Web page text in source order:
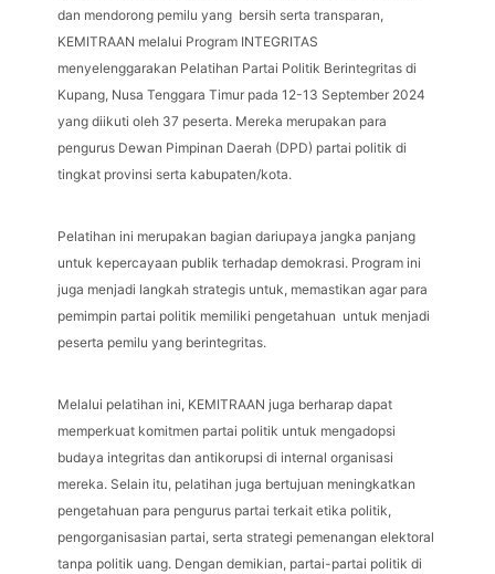
dan mendorong pemilu yang bersih serta transparan,
KEMITRAAN melalui Program INTEGRITAS
menyelenggarakan Pelatihan Partai Politik Berintegritas di
Kupang, Nusa Tenggara Timur pada 12-13 September 2024
yang diikuti oleh 37 peserta. Mereka merupakan para
pengurus Dewan Pimpinan Daerah (DPD) partai politik di
tingkat provinsi serta kabupaten/kota.
Pelatihan ini merupakan bagian dariupaya jangka panjang
untuk kepercayaan publik terhadap demokrasi. Program ini
juga menjadi langkah strategis untuk, memastikan agar para
pemimpin partai politik memiliki pengetahuan untuk menjadi
peserta pemilu yang berintegritas.
Melalui pelatihan ini, KEMITRAAN juga berharap dapat
memperkuat komitmen partai politik untuk mengadopsi
budaya integritas dan antikorupsi di internal organisasi
mereka. Selain itu, pelatihan juga bertujuan meningkatkan
pengetahuan para pengurus partai terkait etika politik,
pengorganisasian partai, serta strategi pemenangan elektoral
tanpa politik uang. Dengan demikian, partai-partai politik di